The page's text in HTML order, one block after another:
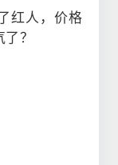
红人，价格
？